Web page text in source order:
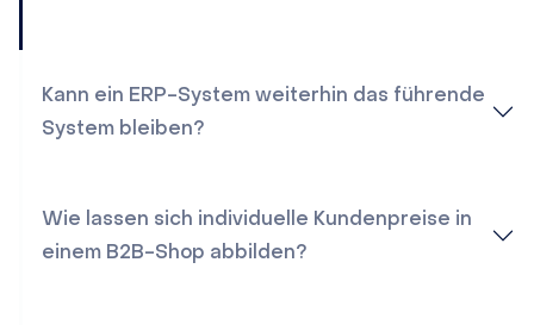
Kann ein ERP-System weiterhin das führende
System bleiben?
Wie lassen sich individuelle Kundenpreise in
einem B2B-Shop abbilden?